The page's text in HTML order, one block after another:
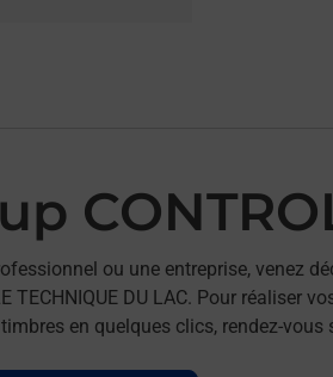
ou une entreprise, venez
TECHNIQUE DU LAC. Pour réaliser
en quelques clics, rendez-vous